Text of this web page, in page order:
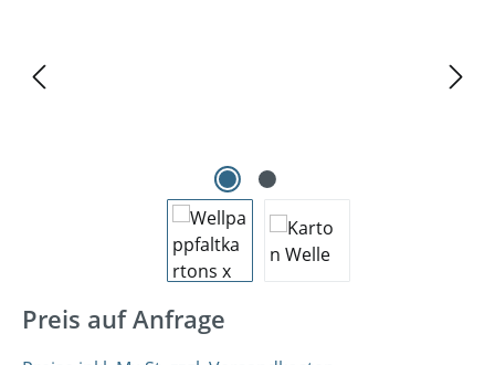
Preis auf Anfrage